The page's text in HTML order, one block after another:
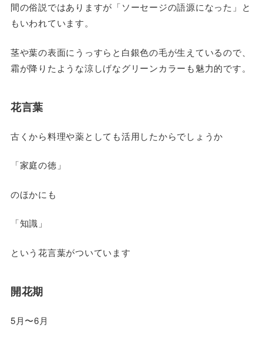
間の俗説ではありますが「ソーセージの語源になった」と
もいわれています。
茎や葉の表面にうっすらと白銀色の毛が生えているので、
霜が降りたような涼しげなグリーンカラーも魅力的です。
花言葉
古くから料理や薬としても活用したからでしょうか
「家庭の徳」
のほかにも
「知識」
という花言葉がついています
開花期
5月〜6月